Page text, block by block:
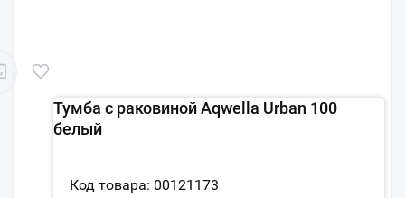
Тумба с раковиной Aqwella Urban 100
белый
Код товара: 00121173